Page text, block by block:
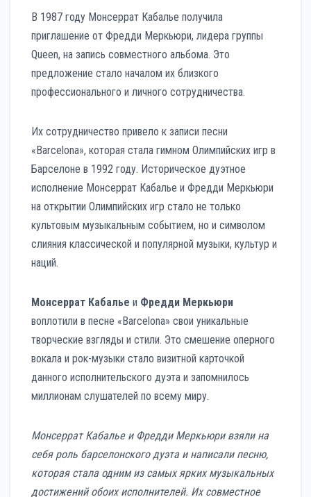
В 1987 году Монсеррат Кабалье получила
приглашение от Фредди Меркьюри, лидера группы
Queen, на запись совместного альбома. Это
предложение стало началом их близкого
профессионального и личного сотрудничества.
Их сотрудничество привело к записи песни
«Barcelona», которая стала гимном Олимпийских игр в
Барселоне в 1992 году. Историческое дуэтное
исполнение Монсеррат Кабалье и Фредди Меркьюри
на открытии Олимпийских игр стало не только
культовым музыкальным событием, но и символом
слияния классической и популярной музыки, культур и
наций.
Монсеррат Кабалье и Фредди Меркьюри
воплотили в песне «Barcelona» свои уникальные
творческие взгляды и стили. Это смешение оперного
вокала и рок-музыки стало визитной карточкой
данного исполнительского дуэта и запомнилось
миллионам слушателей по всему миру.
Монсеррат Кабалье и Фредди Меркьюри взяли на
себя роль барселонского дуэта и написали песню,
которая стала одним из самых ярких музыкальных
достижений обоих исполнителей. Их совместное